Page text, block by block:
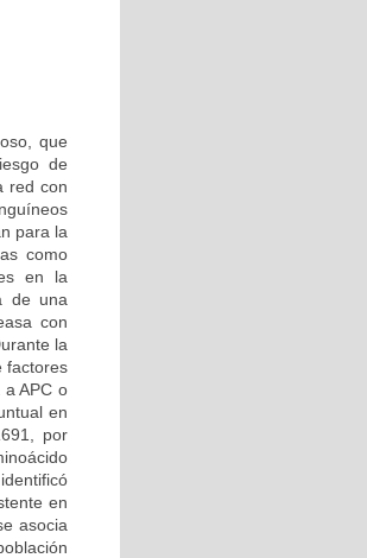
que
de
red con
para la
como
en la
de una
con
la
factores
APC o
en
por
en
asocia